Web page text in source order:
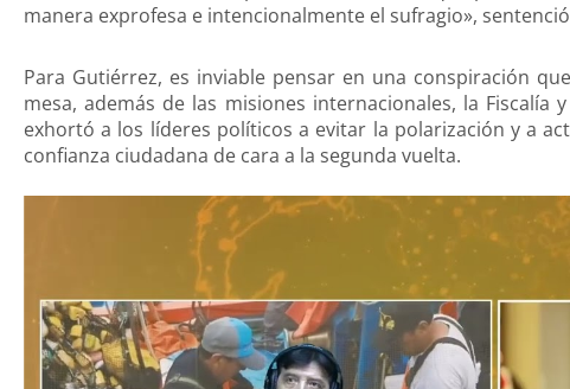
manera exprofesa e intencionalmente el sufragio»,
Para Gutiérrez, es inviable pensar en una conspiración
mesa, además de las misiones internacionales, la Fiscalía
exhortó a los líderes políticos a evitar la polarización y a
confianza ciudadana de cara a la segunda vuelta.